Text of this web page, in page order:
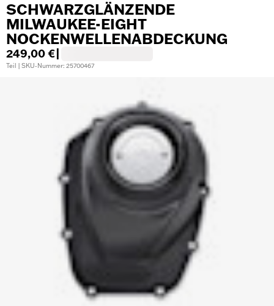
SCHWARZGLÄNZENDE
MILWAUKEE-EIGHT
NOCKENWELLENABDECKUNG
249,00 €
Teil | SKU-Nummer: 25700467